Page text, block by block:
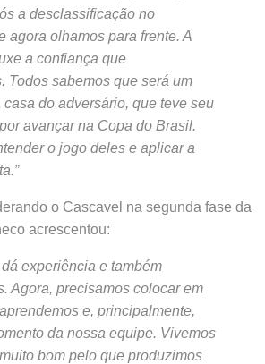
a desclassificação no
agora olhamos para frente. A
a confiança que
Todos sabemos que será um
do adversário, que teve seu
avançar na Copa do Brasil.
o jogo deles e aplicar a
o Cascavel na segunda fase da
acrescentou:
dá experiência e também
Agora, precisamos colocar em
e, principalmente,
da nossa equipe. Vivemos
bom pelo que produzimos